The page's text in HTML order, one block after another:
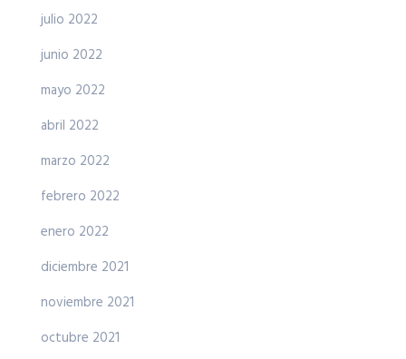
julio 2022
junio 2022
mayo 2022
abril 2022
marzo 2022
febrero 2022
enero 2022
diciembre 2021
noviembre 2021
octubre 2021